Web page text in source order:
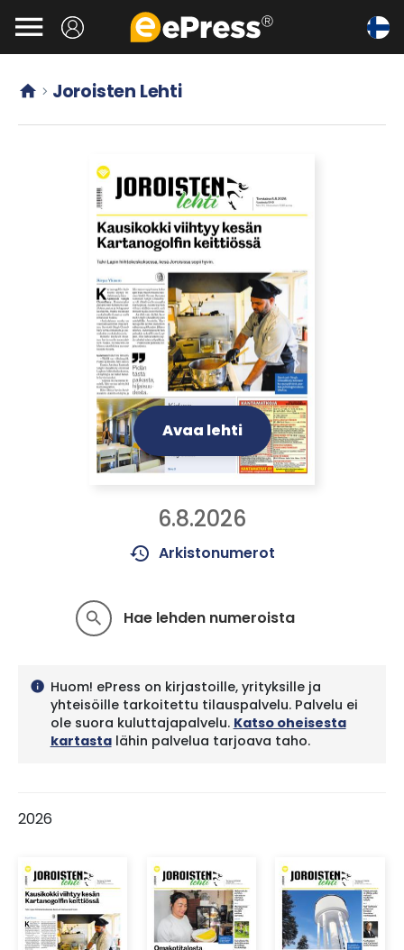
Siirry
pääsisältöön

  Joroisten Lehti
Avaa lehti
6.8.2026
history Arkistonumerot
search Hae lehden numeroista
info Huom! ePress on kirjastoille, yrityksille ja
yhteisöille tarkoitettu tilauspalvelu. Palvelu ei
ole suora kuluttajapalvelu. Katso oheisesta
kartastalähin palvelua tarjoava taho.
2026